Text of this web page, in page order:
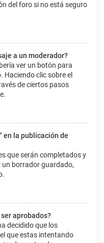
del foro si no está seguro
a un moderador?
ver un botón para
Haciendo clic sobre el
de ciertos pasos
en la publicación de
que serán completados y
borrador guardado,
aprobados?
decidido que los
que estas intentando